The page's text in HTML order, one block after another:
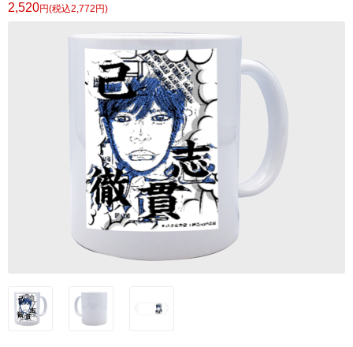
2,520円(税込2,772円)